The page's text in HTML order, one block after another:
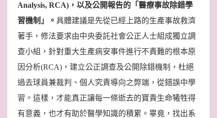
Analysis, RCA)，以及公開報告的「醫療事故除錯學
習機制」。 具體建議是先從已經上路的生產事故救濟
著手，修法要求由中央委託社會公正人士組成獨立調
查小組，針對重大生產病安事件進行不責難的根本原
因分析(RCA)，建立公正調查及公開除錯機制，杜絕
過去球員兼裁判、個人究責導向之弊端，從錯誤中學
習。這樣，才能真正讓每一條逝去的寶貴生命犧牲得
有意義，也才有助於醫學知識的積累。畢竟，找出系